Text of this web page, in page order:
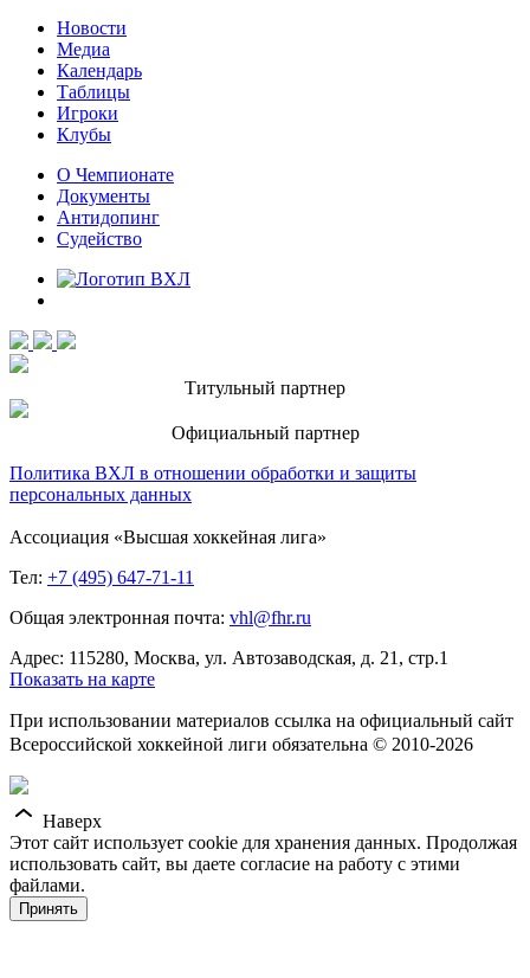
Новости
Медиа
Календарь
Таблицы
Игроки
Клубы
О Чемпионате
Документы
Антидопинг
Судейство
Титульный партнер
Официальный партнер
Политика ВХЛ в отношении обработки и защиты
персональных данных
Ассоциация «Высшая хоккейная лига»
Тел: +7 (495) 647-71-11
Общая электронная почта: vhl@fhr.ru
Адрес: 115280, Москва, ул. Автозаводская, д. 21, стр.1
Показать на карте
При использовании материалов ссылка на официальный сайт
Всероссийской хоккейной лиги обязательна © 2010-2026
Наверх
Этот сайт использует cookie для хранения данных. Продолжая
использовать сайт, вы даете согласие на работу с этими
файлами.
Принять